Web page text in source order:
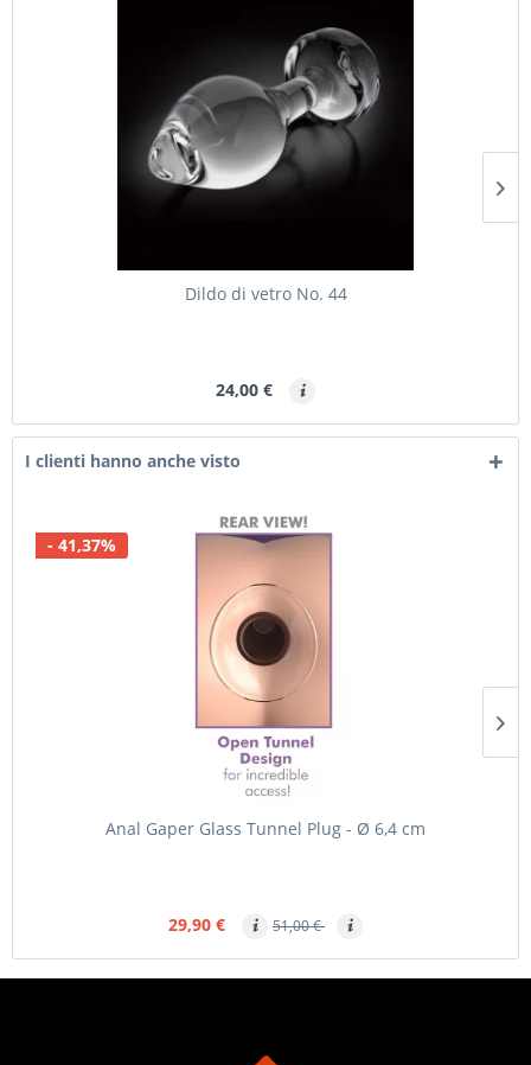
Dildo di vetro No. 44
24,00 €
I clienti hanno anche visto
- 41,37%
Anal Gaper Glass Tunnel Plug - Ø 6,4 cm
29,90 € 51,00 €